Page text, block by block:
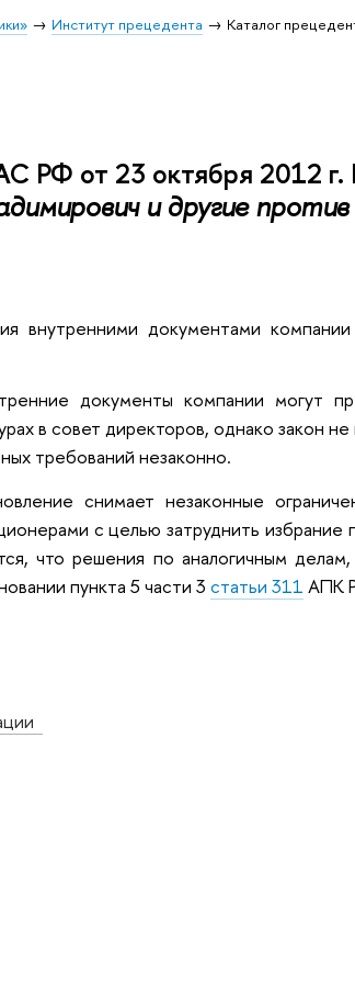
Институт прецедента Каталог
РФ от 23 октября 2012
и другие
внутренними документами
документы компании могут
в совет директоров, однако закон
требований незаконно.
снимает незаконные
с целью затруднить избрание
что решения по аналогичным
пункта 5 части 3 статьи 311 АПК